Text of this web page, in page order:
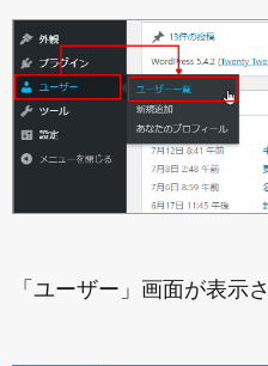
「ユーザー」画面が表示